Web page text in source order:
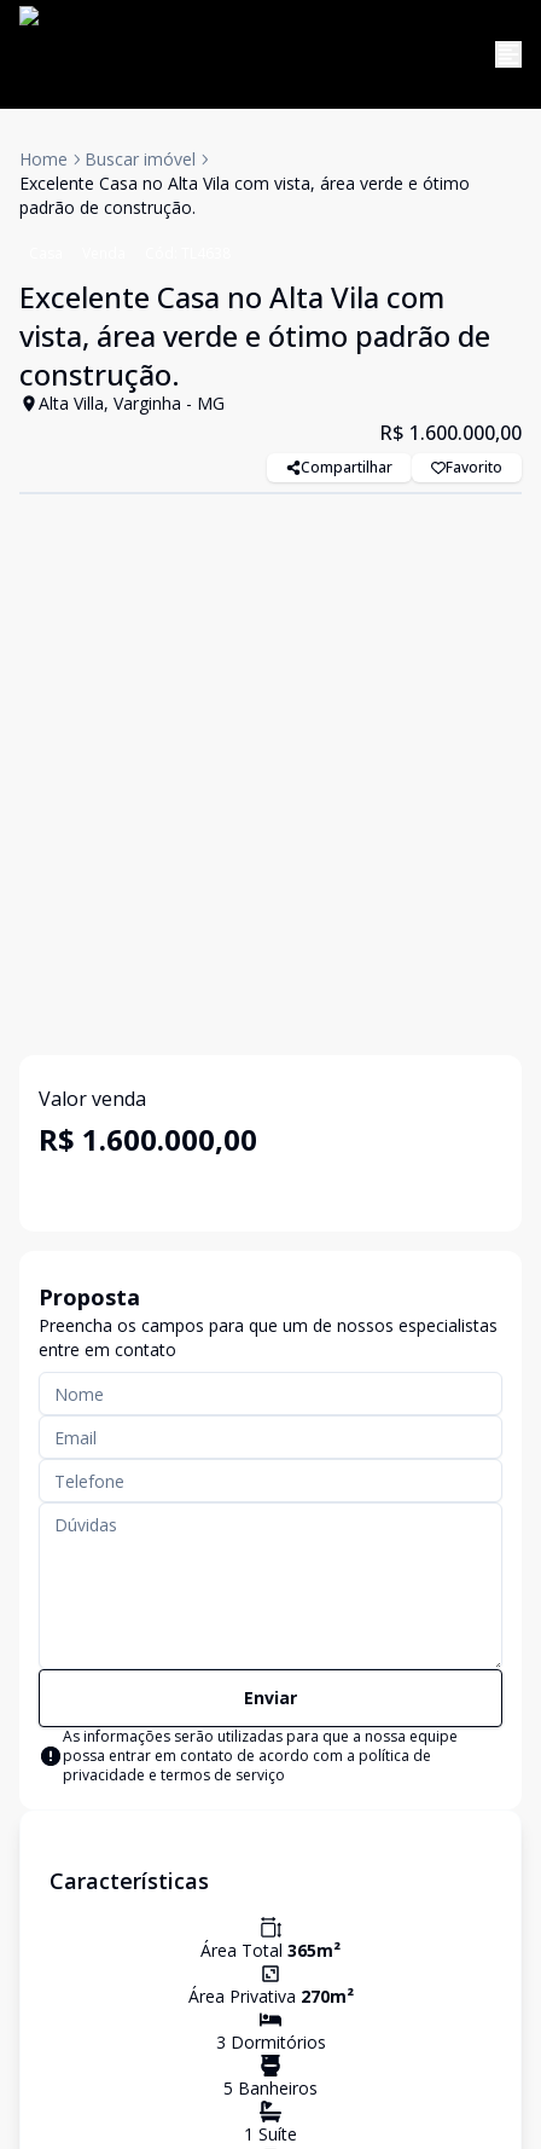
Home
Buscar imóvel
Excelente Casa no Alta Vila com vista, área verde e ótimo
padrão de construção.
Excelente Casa no Alta Vila com
vista, área verde e ótimo padrão de
construção.
Alta Villa, Varginha - MG
R$ 1.600.000,00
Compartilhar Favorito
Valor venda
R$ 1.600.000,00
Proposta
Preencha os campos para que um de nossos especialistas
entre em contato
Enviar
As informações serão utilizadas para que a nossa equipe
possa entrar em contato de acordo com a política de
privacidade e termos de serviço
Características
Área Total 365m²
Área Privativa 270m²
3 Dormitórios
5 Banheiros
1 Suíte